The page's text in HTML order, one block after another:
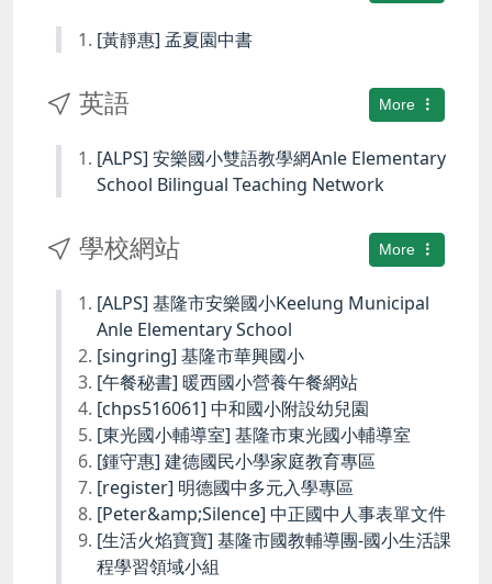
[黃靜惠] 孟夏園中書
More
英語
[ALPS] 安樂國小雙語教學網Anle Elementary
School Bilingual Teaching Network
More
學校網站
[ALPS] 基隆市安樂國小Keelung Municipal
Anle Elementary School
[singring] 基隆市華興國小
[午餐秘書] 暖西國小營養午餐網站
[chps516061] 中和國小附設幼兒園
[東光國小輔導室] 基隆市東光國小輔導室
[鍾守惠] 建德國民小學家庭教育專區
[register] 明德國中多元入學專區
[Peter&amp;Silence] 中正國中人事表單文件
[生活火焰寶寶] 基隆市國教輔導團-國小生活課
程學習領域小組